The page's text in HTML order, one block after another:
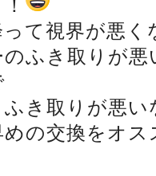
て視界が悪く
のふき取りが悪
ふき取りが悪い
の交換をオス